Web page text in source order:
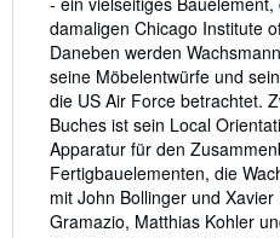
damaligen Chicago Institute
Daneben werden
seine Möbelentwürfe und
die US Air Force betrachtet.
Buches ist sein Local
Apparatur für den
Fertigbauelementen, die
mit John Bollinger und
Gramazio, Matthias Kohler